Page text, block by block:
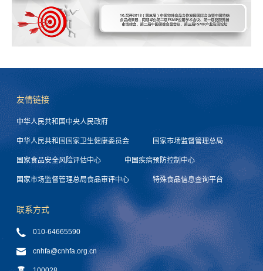
友情链接
中华人民共和国中央人民政府
中华人民共和国国家卫生健康委员会 国家市场监督管理总局
国家食品安全风险评估中心 中国疾病预防控制中心
国家市场监督管理总局食品审评中心 特殊食品信息查询平台
联系方式
010-64665590
cnhfa@cnhfa.org.cn